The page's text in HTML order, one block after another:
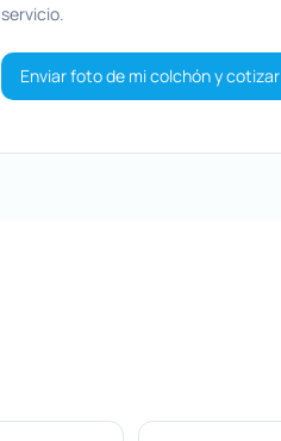
servicio.
Enviar foto de mi colchón y cotizar